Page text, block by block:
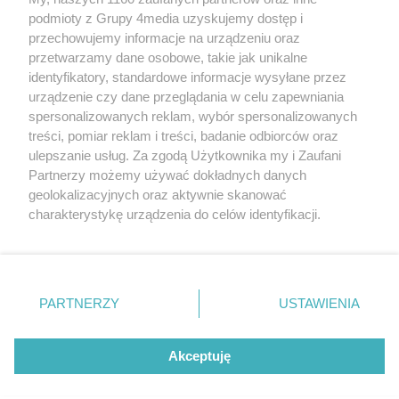
Redakcja Reklama Prywatność
Praca Łódź
the:protocol
Facebook.com
Youtube.com
podmioty z Grupy 4media uzyskujemy dostęp i
przechowujemy informacje na urządzeniu oraz
przetwarzamy dane osobowe, takie jak unikalne
identyfikatory, standardowe informacje wysyłane przez
urządzenie czy dane przeglądania w celu zapewniania
spersonalizowanych reklam, wybór spersonalizowanych
treści, pomiar reklam i treści, badanie odbiorców oraz
ulepszanie usług. Za zgodą Użytkownika my i Zaufani
Partnerzy możemy używać dokładnych danych
geolokalizacyjnych oraz aktywnie skanować
charakterystykę urządzenia do celów identyfikacji.
zmienić/wycofać klikając przycisk ustawień prywatności
znajdujący się w lewym dolnym rogu strony
. Niektóre
użytkownika, ale masz prawo sprzeciwić się takiemu
przetwarzaniu. Preferencje będą miały zastosowania tylko
PARTNERZY USTAWIENIA
Akceptuję